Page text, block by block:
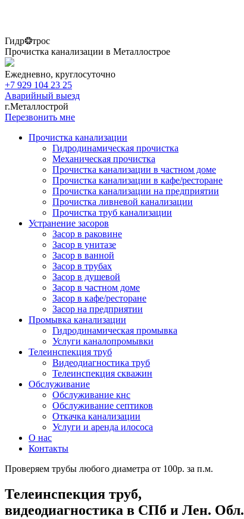
Гидр❂трос
Прочистка канализации в Металлострое
Ежедневно, круглосуточно
+7 929 104 23 25
Аварийный выезд
г.Металлострой
Перезвонить мне
Прочистка канализации
Гидродинамическая прочистка
Механическая прочистка
Прочистка канализации в частном доме
Прочистка канализации в кафе/ресторане
Прочистка канализации на предприятии
Прочистка ливневой канализации
Прочистка труб канализации
Устранение засоров
Засор в раковине
Засор в унитазе
Засор в ванной
Засор в трубах
Засор в душевой
Засор в частном доме
Засор в кафе/ресторане
Засор на предприятии
Промывка канализации
Гидродинамическая промывка
Услуги каналопромывки
Телеинспекция труб
Видеодиагностика труб
Телеинспекция скважин
Обслуживание
Обслуживание кнс
Обслуживание септиков
Откачка канализации
Услуги и аренда илососа
О нас
Контакты
Проверяем трубы любого диаметра от 100р. за п.м.
Телеинспекция труб,
видеодиагностика в СПб и Лен. Обл.